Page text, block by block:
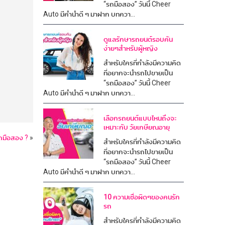
มือสอง ? »
“รถมือสอง” วันนี้ Cheer
Auto มีคำนำดี ๆ มาฝาก บทควา...
ดูแลรักษารถยนต์รอบคัน
ง่ายๆสำหรับผู้หญิง
สำหรับใครที่กำลังมีความคิด
ที่อยากจะนำรถไปขายเป็น
“รถมือสอง” วันนี้ Cheer
Auto มีคำนำดี ๆ มาฝาก บทควา...
เลือกรถยนต์แบบไหนถึงจะ
เหมาะกับ วัยเกษียณอายุ
สำหรับใครที่กำลังมีความคิด
ที่อยากจะนำรถไปขายเป็น
“รถมือสอง” วันนี้ Cheer
Auto มีคำนำดี ๆ มาฝาก บทควา...
10 ความเชื่อผิดๆของคนรัก
รถ
สำหรับใครที่กำลังมีความคิด